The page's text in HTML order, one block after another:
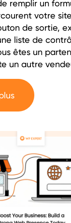
remplir un
votre
de sortie,
liste de
êtes un
un autre